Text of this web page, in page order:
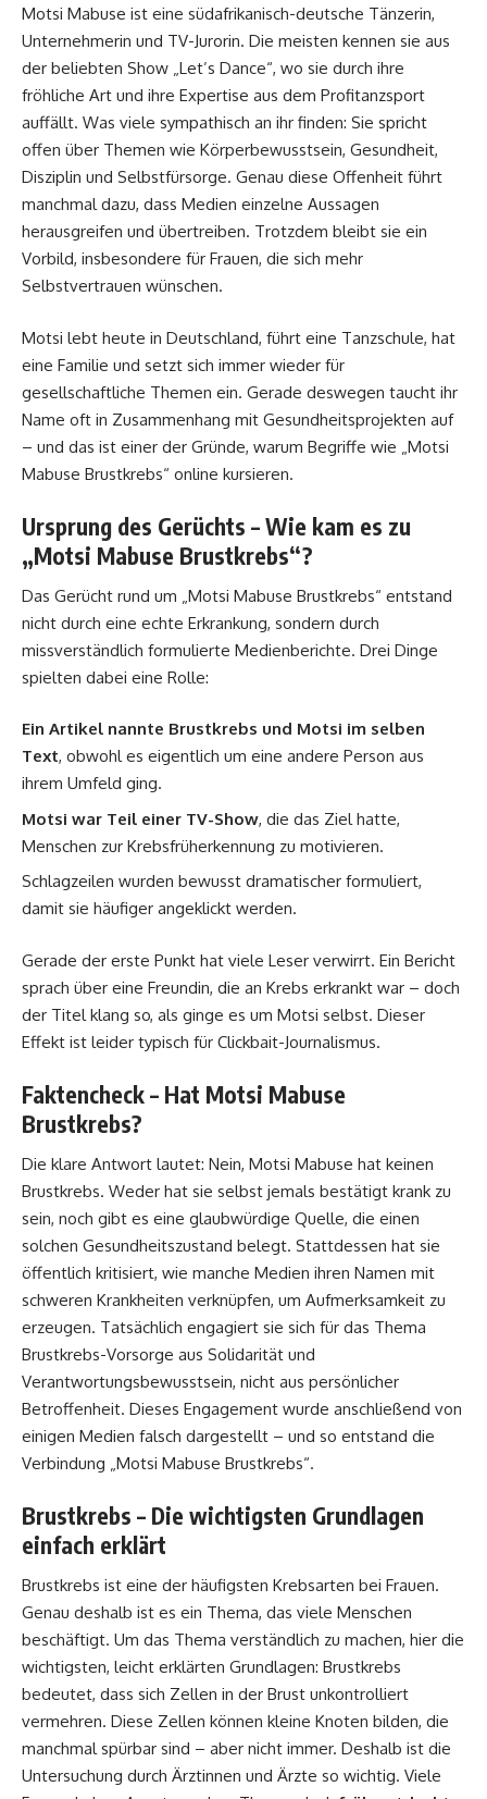
Motsi Mabuse ist eine südafrikanisch-deutsche Tänzerin,
Unternehmerin und TV-Jurorin. Die meisten kennen sie aus
der beliebten Show „Let’s Dance“, wo sie durch ihre
fröhliche Art und ihre Expertise aus dem Profitanzsport
auffällt. Was viele sympathisch an ihr finden: Sie spricht
offen über Themen wie Körperbewusstsein, Gesundheit,
Disziplin und Selbstfürsorge. Genau diese Offenheit führt
manchmal dazu, dass Medien einzelne Aussagen
herausgreifen und übertreiben. Trotzdem bleibt sie ein
Vorbild, insbesondere für Frauen, die sich mehr
Selbstvertrauen wünschen.
Motsi lebt heute in Deutschland, führt eine Tanzschule, hat
eine Familie und setzt sich immer wieder für
gesellschaftliche Themen ein. Gerade deswegen taucht ihr
Name oft in Zusammenhang mit Gesundheitsprojekten auf
– und das ist einer der Gründe, warum Begriffe wie „Motsi
Mabuse Brustkrebs“ online kursieren.
Ursprung des Gerüchts – Wie kam es zu
„Motsi Mabuse Brustkrebs“?
Das Gerücht rund um „Motsi Mabuse Brustkrebs“ entstand
nicht durch eine echte Erkrankung, sondern durch
missverständlich formulierte Medienberichte. Drei Dinge
spielten dabei eine Rolle:
Ein Artikel nannte Brustkrebs und Motsi im selben
Text, obwohl es eigentlich um eine andere Person aus
ihrem Umfeld ging.
Motsi war Teil einer TV-Show, die das Ziel hatte,
Menschen zur Krebsfrüherkennung zu motivieren.
Schlagzeilen wurden bewusst dramatischer formuliert,
damit sie häufiger angeklickt werden.
Gerade der erste Punkt hat viele Leser verwirrt. Ein Bericht
sprach über eine Freundin, die an Krebs erkrankt war – doch
der Titel klang so, als ginge es um Motsi selbst. Dieser
Effekt ist leider typisch für Clickbait-Journalismus.
Faktencheck – Hat Motsi Mabuse
Brustkrebs?
Die klare Antwort lautet: Nein, Motsi Mabuse hat keinen
Brustkrebs. Weder hat sie selbst jemals bestätigt krank zu
sein, noch gibt es eine glaubwürdige Quelle, die einen
solchen Gesundheitszustand belegt. Stattdessen hat sie
öffentlich kritisiert, wie manche Medien ihren Namen mit
schweren Krankheiten verknüpfen, um Aufmerksamkeit zu
erzeugen. Tatsächlich engagiert sie sich für das Thema
Brustkrebs-Vorsorge aus Solidarität und
Verantwortungsbewusstsein, nicht aus persönlicher
Betroffenheit. Dieses Engagement wurde anschließend von
einigen Medien falsch dargestellt – und so entstand die
Verbindung „Motsi Mabuse Brustkrebs“.
Brustkrebs – Die wichtigsten Grundlagen
einfach erklärt
Brustkrebs ist eine der häufigsten Krebsarten bei Frauen.
Genau deshalb ist es ein Thema, das viele Menschen
beschäftigt. Um das Thema verständlich zu machen, hier die
wichtigsten, leicht erklärten Grundlagen: Brustkrebs
bedeutet, dass sich Zellen in der Brust unkontrolliert
vermehren. Diese Zellen können kleine Knoten bilden, die
manchmal spürbar sind – aber nicht immer. Deshalb ist die
Untersuchung durch Ärztinnen und Ärzte so wichtig. Viele